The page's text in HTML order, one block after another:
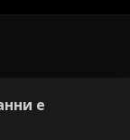
запазени.
е